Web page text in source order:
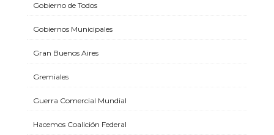
Gobierno de Todos
Gobiernos Municipales
Gran Buenos Aires
Gremiales
Guerra Comercial Mundial
Hacemos Coalición Federal